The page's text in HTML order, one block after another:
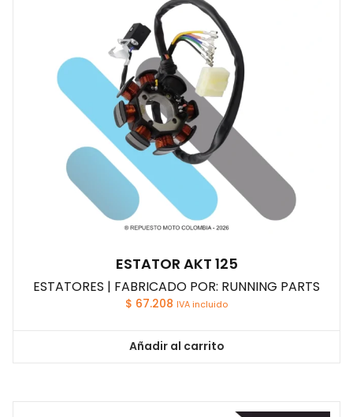
ESTATOR AKT 125
ESTATORES | FABRICADO POR: RUNNING PARTS
$ 67.208 IVA incluido
Añadir al carrito